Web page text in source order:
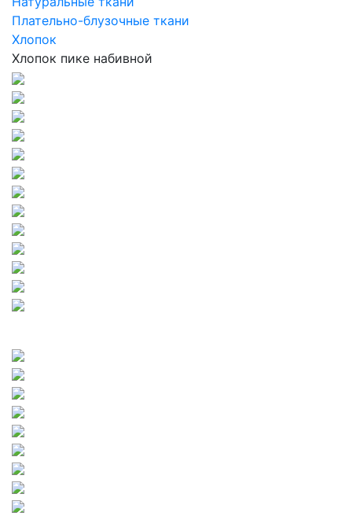
Плательно-блузочные ткани
Хлопок
Хлопок пике набивной